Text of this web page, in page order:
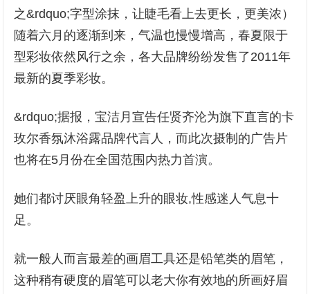
之&rdquo;字型涂抹，让睫毛看上去更长，更美浓）
随着六月的逐渐到来，气温也慢慢增高，春夏限于
型彩妆依然风行之余，各大品牌纷纷发售了2011年
最新的夏季彩妆。
&rdquo;据报，宝洁月宣告任贤齐沦为旗下直言的卡
玫尔香氛沐浴露品牌代言人，而此次摄制的广告片
也将在5月份在全国范围内热力首演。
她们都讨厌眼角轻盈上升的眼妆,性感迷人气息十
足。
就一般人而言最差的画眉工具还是铅笔类的眉笔，
这种稍有硬度的眉笔可以老大你有效地的所画好眉